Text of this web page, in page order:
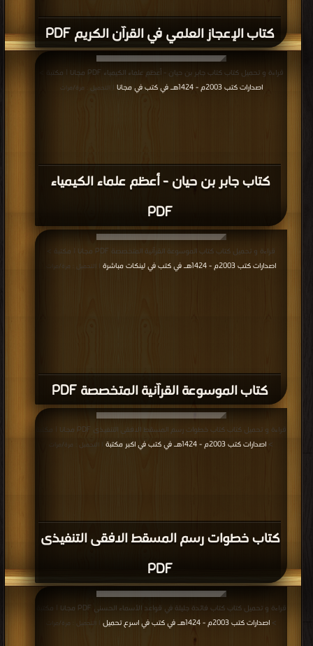
كتاب الإعجاز العلمي في القرآن الكريم PDF
كتاب جابر بن حيان - أعظم علماء الكيمياء
PDF
قراءة و تحميل كتاب كتاب جابر بن حيان - أعظم علماء الكيمياء PDF مجانا | مكتبة >
اصدارات كتب 2003م - 1424هـ في كتب في مجانا
| التحميل : مرة/مرات
كتاب الموسوعة القرآنية المتخصصة PDF
قراءة و تحميل كتاب كتاب الموسوعة القرآنية المتخصصة PDF مجانا | مكتبة >
اصدارات كتب 2003م - 1424هـ في كتب في لينكات مباشرة
| التحميل : مرة/مرات
كتاب خطوات رسم المسقط الافقى التنفيذى
PDF
قراءة و تحميل كتاب كتاب خطوات رسم المسقط الافقى التنفيذى PDF مجانا | مكتبة
> اصدارات كتب 2003م - 1424هـ في كتب في اكبر مكتبة | التحميل : مرة/مرات
قراءة و تحميل كتاب كتاب فائدة جليلة في قواعد الأسماء الحسنى PDF مجانا | مكتبة
>اصدارات كتب 2003م - 1424هـ في كتب في اسرع تحميل | التحميل : مرة/مرات